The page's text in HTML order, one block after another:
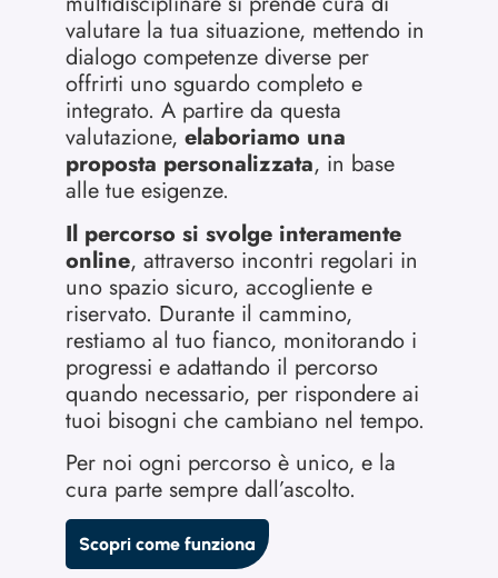
valutare la tua situazione, mettendo in
dialogo competenze diverse per
offrirti uno sguardo completo e
integrato. A partire da questa
valutazione, elaboriamo una
proposta personalizzata, in base
alle tue esigenze.
Il percorso si svolge interamente
online, attraverso incontri regolari in
uno spazio sicuro, accogliente e
riservato. Durante il cammino,
restiamo al tuo fianco, monitorando i
progressi e adattando il percorso
quando necessario, per rispondere ai
tuoi bisogni che cambiano nel tempo.
Per noi ogni percorso è unico, e la
cura parte sempre dall’ascolto.
Scopri come funziona